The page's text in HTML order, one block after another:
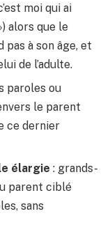
moi qui ai
alors que le
à son âge, et
de l’adulte.
paroles ou
le parent
ce dernier
élargie : grands-
parent ciblé
sans